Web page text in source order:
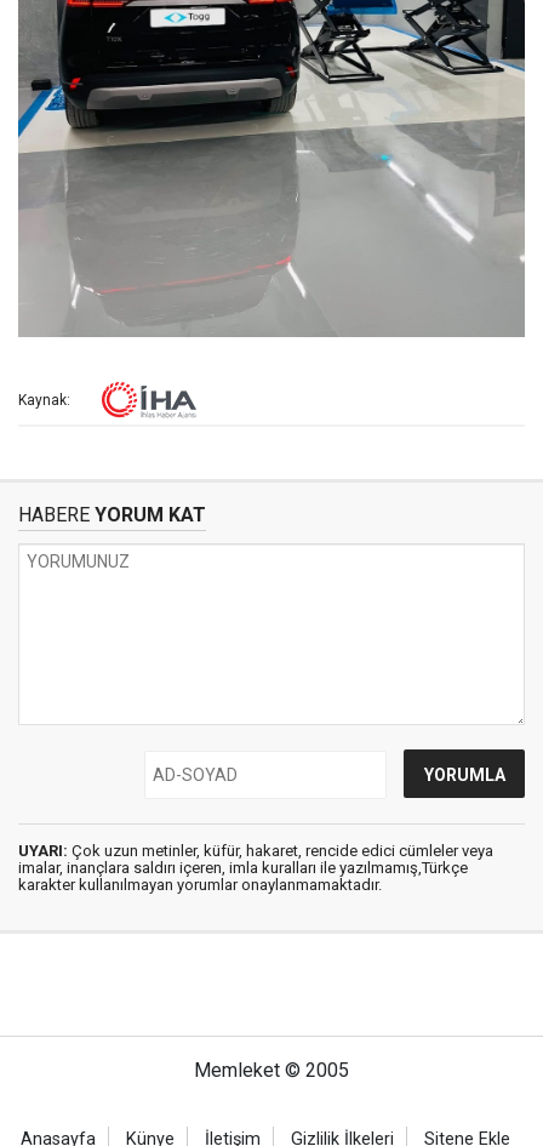
Kaynak:
HABERE YORUM KAT
UYARI: Çok uzun metinler, küfür, hakaret, rencide edici cümleler veya
imalar, inançlara saldırı içeren, imla kuralları ile yazılmamış,Türkçe
karakter kullanılmayan yorumlar onaylanmamaktadır.
Memleket © 2005
Anasayfa Künye İletişim Gizlilik İlkeleri Sitene Ekle